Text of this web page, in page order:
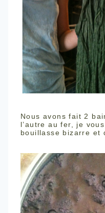
Nous avons fait 2
l’autre au fer, je
bouillasse bizarre et